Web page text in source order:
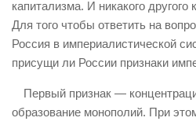
капитализма. И никакого другого
Для того чтобы ответить на
Россия в империалистической
присущи ли России признаки
Первый признак —
образование монополий. При